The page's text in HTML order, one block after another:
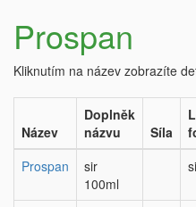
Prospan
Kliknutím na název zobrazíte
Název
Doplněk
názvu
Síla
Prospan
sir
100ml